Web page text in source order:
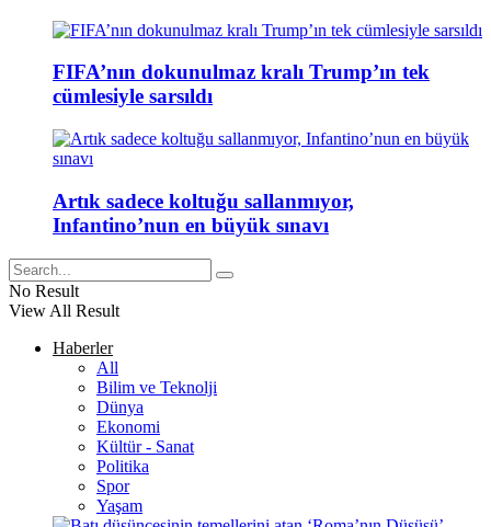
FIFA’nın dokunulmaz kralı Trump’ın tek
cümlesiyle sarsıldı
Artık sadece koltuğu sallanmıyor,
Infantino’nun en büyük sınavı
No Result
View All Result
Haberler
All
Bilim ve Teknolji
Dünya
Ekonomi
Kültür - Sanat
Politika
Spor
Yaşam